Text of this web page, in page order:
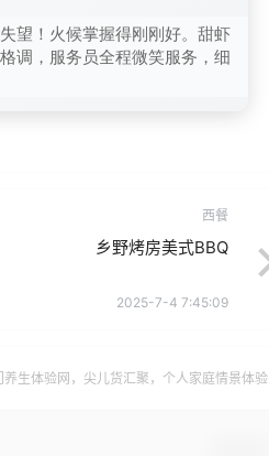
望！火候掌握得刚刚好。甜虾
调，服务员全程微笑服务，细
西餐
乡野烤房美式BBQ
2025-7-4 7:45:09
养生体验网，尖儿货汇聚，个人家庭情景体验